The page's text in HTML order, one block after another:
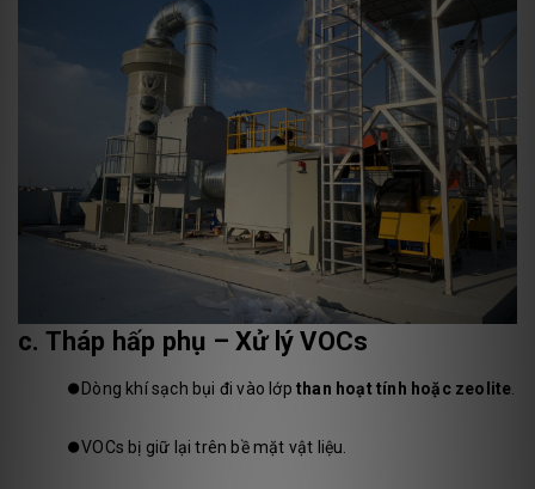
c. Tháp hấp phụ – Xử lý VOCs
⏺️ Dòng khí sạch bụi đi vào lớpthan hoạt tính hoặc zeolite.
⏺️VOCs bị giữ lại trên bề mặt vật liệu.